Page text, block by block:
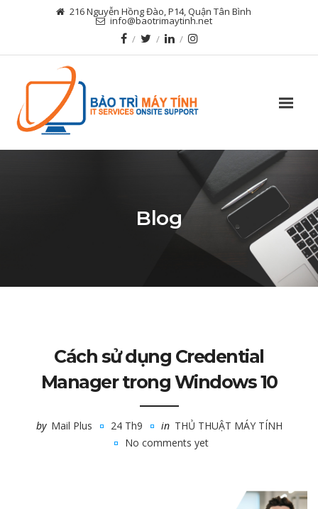
216 Nguyễn Hồng Đào, P14, Quận Tân Bình
info@baotrimaytinh.net
Blog
Cách sử dụng Credential
Manager trong Windows 10
by Mail Plus 24 Th9 in THỦ THUẬT MÁY TÍNH
No comments yet